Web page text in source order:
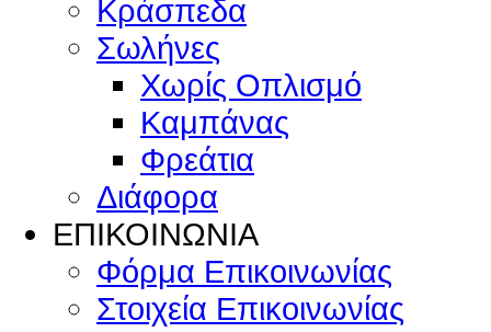
Κράσπεδα
Σωλήνες
Χωρίς Οπλισμό
Καμπάνας
Φρεάτια
Διάφορα
ΕΠΙΚΟΙΝΩΝΙΑ
Φόρμα Επικοινωνίας
Στοιχεία Επικοινωνίας